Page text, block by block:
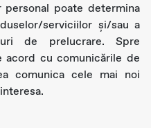
poate determina
serviciilor și/sau a
de prelucrare. Spre
cu comunicările de
comunica cele mai noi